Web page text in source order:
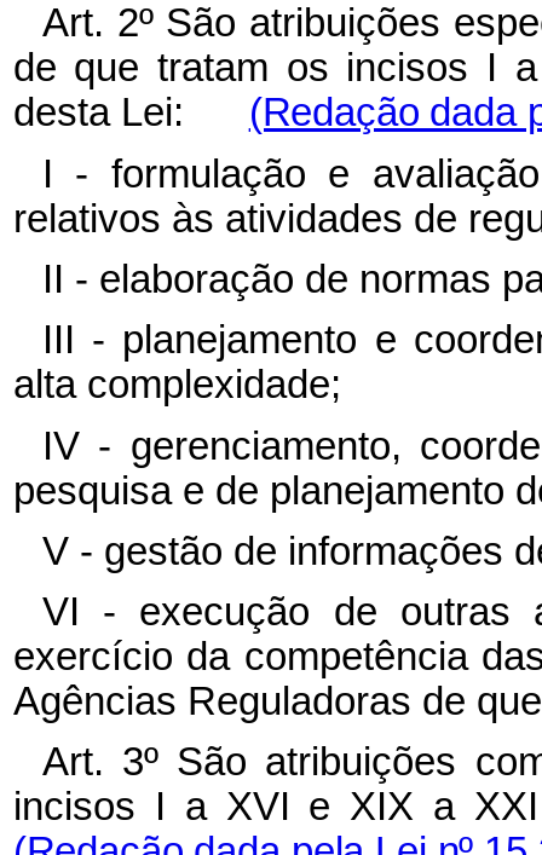
Art. 2º São atribuições
de que tratam os incisos I
desta Lei: (Redação dada
I - formulação e
relativos às atividades de
II - elaboração de normas
III - planejamento e
alta complexidade;
IV - gerenciamento,
pesquisa e de planejamento
V - gestão de informações
VI - execução de outras
exercício da competência
Agências Reguladoras de
Art. 3º São atribuições
incisos I a XVI e XIX a XXI